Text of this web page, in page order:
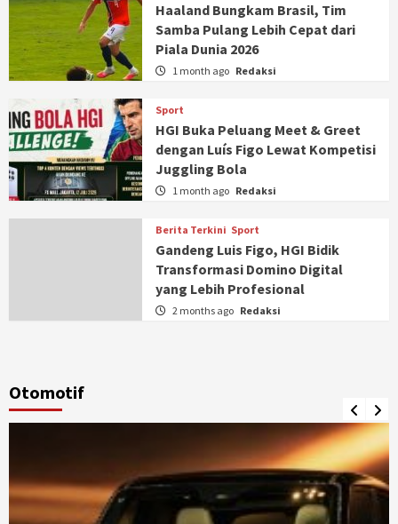
Haaland Bungkam Brasil, Tim
Samba Pulang Lebih Cepat dari
Piala Dunia 2026
1 month ago Redaksi
Sport
HGI Buka Peluang Meet & Greet
dengan Luís Figo Lewat Kompetisi
Juggling Bola
1 month ago Redaksi
Berita Terkini Sport
Gandeng Luis Figo, HGI Bidik
Transformasi Domino Digital
yang Lebih Profesional
2 months ago Redaksi
Otomotif